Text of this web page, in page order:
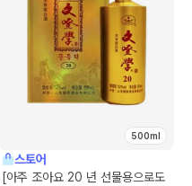
500ml
스토어
[아주 조아요 20 년 선물용으로도